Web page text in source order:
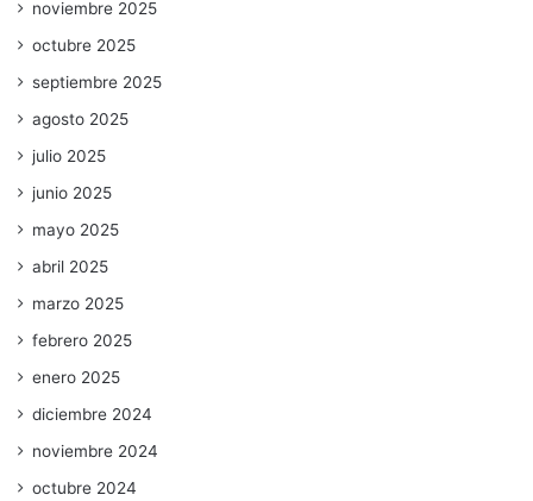
noviembre 2025
octubre 2025
septiembre 2025
agosto 2025
julio 2025
junio 2025
mayo 2025
abril 2025
marzo 2025
febrero 2025
enero 2025
diciembre 2024
noviembre 2024
octubre 2024